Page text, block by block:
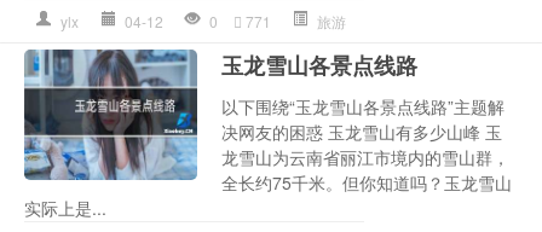
ylx 04-12 0 771 旅游
玉龙雪山各景点线路
以下围绕“玉龙雪山各景点线路”主题解
决网友的困惑 玉龙雪山有多少山峰 玉
龙雪山为云南省丽江市境内的雪山群，
全长约75千米。但你知道吗？玉龙雪山
实际上是...